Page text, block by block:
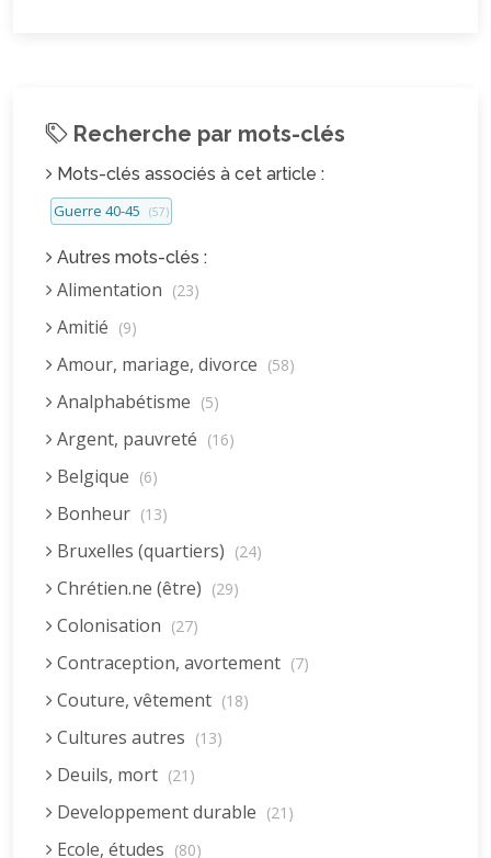
Recherche par mots-clés
Mots-clés associés à cet article :
Guerre 40-45 (57)
Autres mots-clés :
Alimentation (23)
Amitié (9)
Amour, mariage, divorce (58)
Analphabétisme (5)
Argent, pauvreté (16)
Belgique (6)
Bonheur (13)
Bruxelles (quartiers) (24)
Chrétien.ne (être) (29)
Colonisation (27)
Contraception, avortement (7)
Couture, vêtement (18)
Cultures autres (13)
Deuils, mort (21)
Developpement durable (21)
Ecole, études (80)